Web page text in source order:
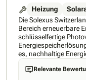
Heizung
Die Solexus
Bereich erneuerbare
schlüsselfertige
es, nachhaltige
Übergang zu
Stärken: 1. Schnelle
Relevante